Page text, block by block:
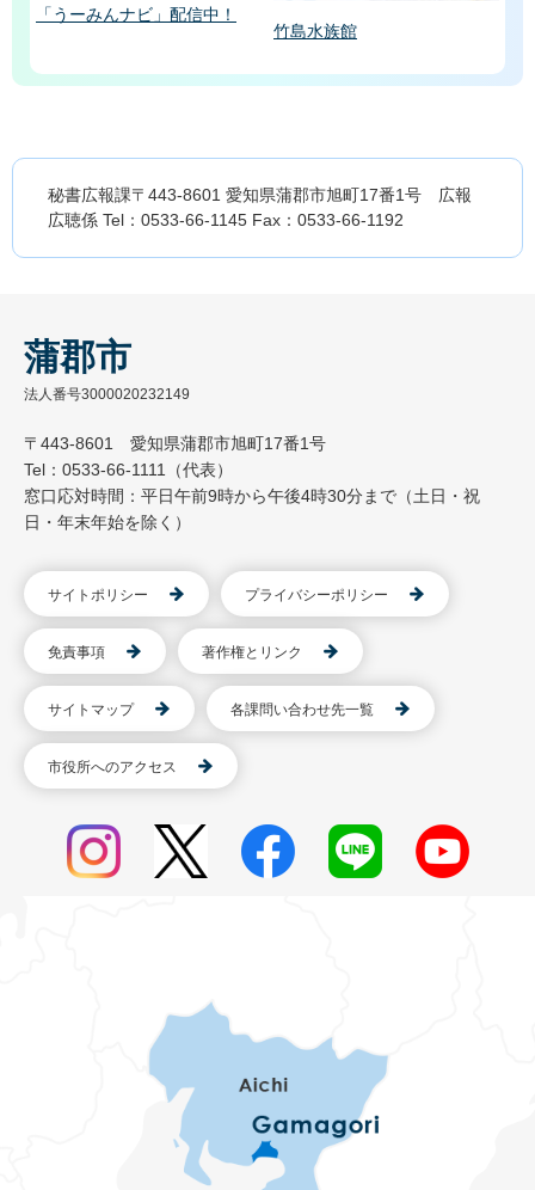
「うーみんナビ」配信中！
竹島水族館
秘書広報課〒443-8601 愛知県蒲郡市旭町17番1号 広報
広聴係 Tel：0533-66-1145 Fax：0533-66-1192
蒲郡市
法人番号3000020232149
〒443-8601 愛知県蒲郡市旭町17番1号
Tel：0533-66-1111（代表）
窓口応対時間：平日午前9時から午後4時30分まで（土日・祝
日・年末年始を除く）
サイトポリシー プライバシーポリシー
免責事項 著作権とリンク
サイトマップ 各課問い合わせ先一覧
市役所へのアクセス